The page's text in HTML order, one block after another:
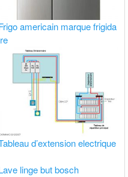
americain marque frigida
d’extension electrique
linge but bosch